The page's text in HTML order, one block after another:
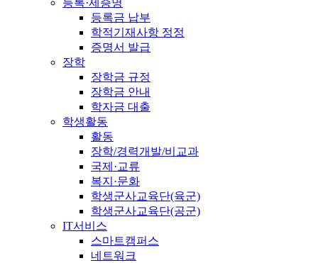
등록금 납부
학적기재사항 정정
증명서 발급
장학
장학금 규정
장학금 안내
학자금 대출
학생활동
활동
장학/경력개발/비교과
국제·교류
복지·문화
학생군사교육단(육군)
학생군사교육단(공군)
IT서비스
스마트캠퍼스
네트워크